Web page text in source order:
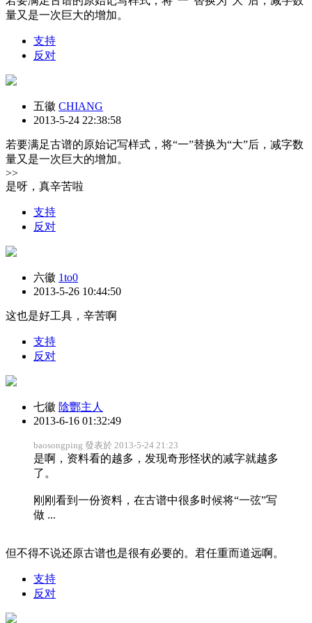
量又是一次巨大的增加。
支持
反对
五徽 CHIANG
2013-5-24 22:38:58
若要满足古谱的原始记写样式，将“一”替换为“大”后，减字数
量又是一次巨大的增加。
>>
是呀，真辛苦啦
支持
反对
六徽 1to0
2013-5-26 10:44:50
这也是好工具，辛苦啊
支持
反对
七徽 陰酆主人
2013-6-16 01:32:49
baosongping 發表於 2013-5-24 21:23
是啊，资料看的越多，发现奇形怪状的减字就越多
了。
刚刚看到一份资料，在古谱中很多时候将“一弦”写
做 ...
但不得不说还原古谱也是很有必要的。君任重而道远啊。
支持
反对